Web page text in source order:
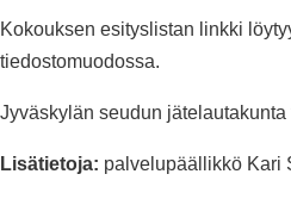
Kokouksen esityslistan linkki
tiedostomuodossa.
Jyväskylän seudun
Lisätietoja: palvelupäällikkö Kari